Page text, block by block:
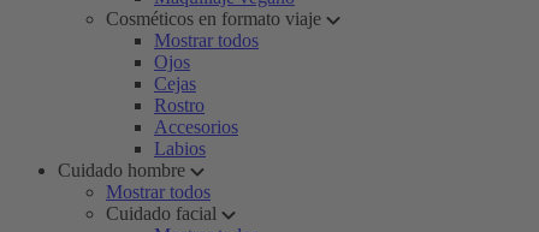
Cosméticos en formato viaje
Mostrar todos
Ojos
Cejas
Rostro
Accesorios
Labios
Cuidado hombre
Mostrar todos
Cuidado facial